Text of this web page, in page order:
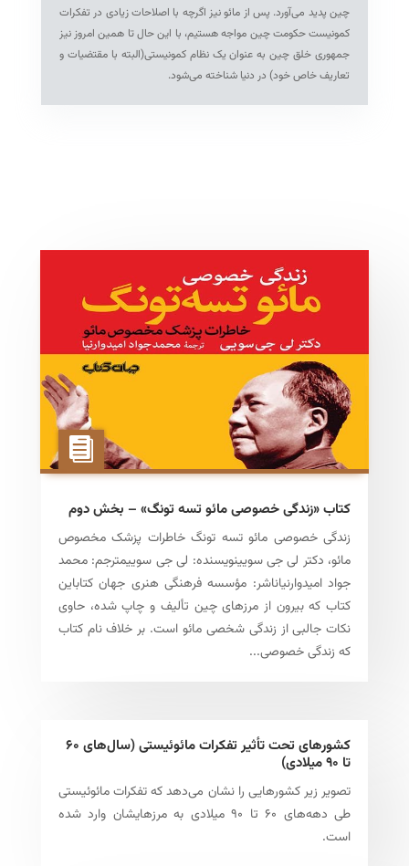
چین پدید می‌آورد. پس از مائو نیز اگرچه با اصلاحات زیادی در تفکرات
کمونیست حکومت چین مواجه هستیم، با این حال تا همین امروز نیز
جمهوری خلق چین به عنوان یک نظام کمونیستی(البته با مقتضیات و
تعاریف خاص خود) در دنیا شناخته می‌شود.
کتاب «زندگی خصوصی مائو تسه تونگ» – بخش دوم
زندگی خصوصی مائو تسه تونگ خاطرات پزشک مخصوص
مائو، دکتر لی جی سویینویسنده: لی جی سوییمترجم: محمد
جواد امیدوارنیاناشر: مؤسسه فرهنگی هنری جهان کتاباین
کتاب که بیرون از مرزهای چین تألیف و چاپ شده، حاوی
نکات جالبی از زندگی شخصی مائو است. بر خلاف نام کتاب
که زندگی خصوصی...
کشورهای تحت تأثیر تفکرات مائوئیستی (سال‌های ۶۰
تا ۹۰ میلادی)
تصویر زیر کشورهایی را نشان می‌دهد که تفکرات مائوئیستی
طی دهه‌های ۶۰ تا ۹۰ میلادی به مرزهایشان وارد شده
است.